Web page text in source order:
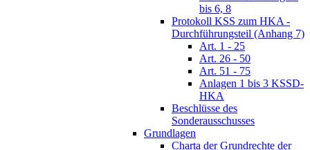
bis 6, 8
Protokoll KSS zum HKA -
Durchführungsteil (Anhang 7)
Art. 1 - 25
Art. 26 - 50
Art. 51 - 75
Anlagen 1 bis 3 KSSD-
HKA
Beschlüsse des
Sonderausschusses
Grundlagen
Charta der Grundrechte der